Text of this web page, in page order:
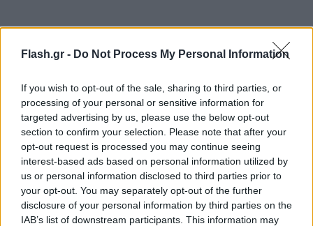
Flash.gr - Do Not Process My Personal Information
If you wish to opt-out of the sale, sharing to third parties, or
processing of your personal or sensitive information for
targeted advertising by us, please use the below opt-out
section to confirm your selection. Please note that after your
opt-out request is processed you may continue seeing
interest-based ads based on personal information utilized by
us or personal information disclosed to third parties prior to
your opt-out. You may separately opt-out of the further
disclosure of your personal information by third parties on the
IAB’s list of downstream participants. This information may
Ο Ντόρσεϊ αγωνίστηκε την περασμένη περίοδο με
τη φανέλα του Ολυμπιακού και συνέβαλε τα
νταμπλ.
Να σημειωθεί ότι ο 26χρονος γκαρντ είχε 12,8
πόντους, 2,3 ριμπάουντ και 2 ασίστ/μέσο όρο στην
Ευρωλίγκα της σεζόν 2021-22, ενώ στο ελληνικό
πρωτάθλημα είχε αντίστοιχα 10,7 πόντους και 2,3
ριμπάουντ/μέσο όρο.